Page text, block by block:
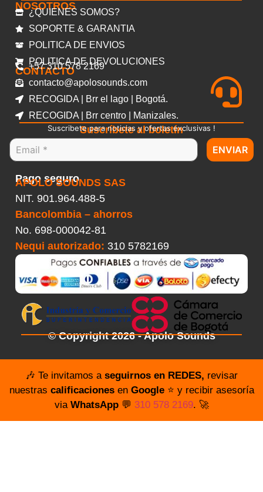
NOSOTROS
¿QUIENES SOMOS?
SOPORTE & GARANTIA
POLITICA DE ENVIOS
POLITICA DE DEVOLUCIONES
CONTACTO
+57 310 578 2169
contacto@apolosounds.com
RECOGIDA | Brr el lago | Bogotá.
RECOGIDA | Brr centro | Manizales.
Suscríbete al boletín
Suscribete para noticias y ofertas exclusivas !
ENVIAR
Pago seguro
APOLO SOUNDS SAS
NIT. 901.964.488-5
Bancolombia – ahorros
No. 698-000042-81
Nequi autorizado: 310 5782169
© Copyright 2026 - Apolo Sounds
🎶 Te invitamos a seguirnos en REDES, revisar
nuestras calificacionesen Google⭐️ y recibir asesoría
via WhatsApp💬 310 578 2169. 🚀